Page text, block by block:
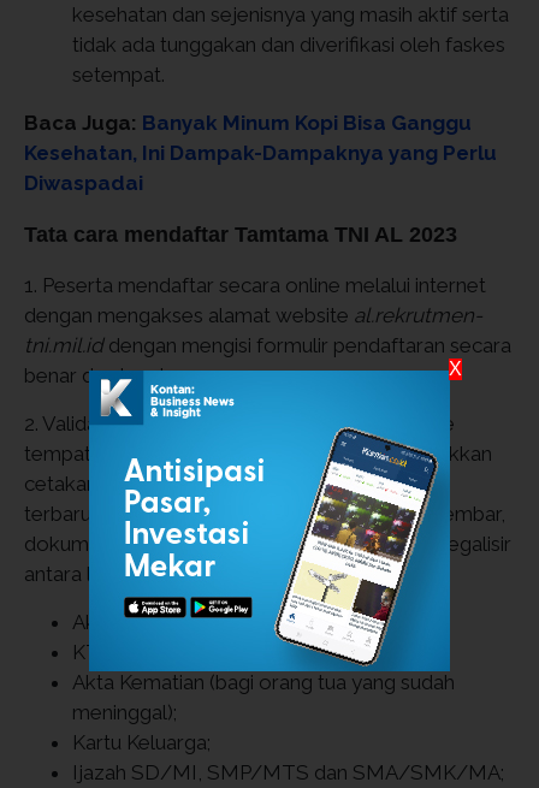
kesehatan dan sejenisnya yang masih aktif serta
tidak ada tunggakan dan diverifikasi oleh faskes
setempat.
Baca Juga: Banyak Minum Kopi Bisa Ganggu
Kesehatan, Ini Dampak-Dampaknya yang Perlu
Diwaspadai
Tata cara mendaftar Tamtama TNI AL 2023
1. Peserta mendaftar secara online melalui internet
dengan mengakses alamat website al.rekrutmen-
tni.mil.iddengan mengisi formulir pendaftaran secara
benar dan lengkap.
2. Validasi/daftar ulang dilakukan secara fisik ke
tempat pendaftaran terdekat dengan menunjukkan
cetakan formulir pendaftaran, foto hitam putih
terbaru ukuran 3x4 dan 4x6 masing-masing 2 lembar,
dokumen asli beserta fotocopy yang sudah dilegalisir
antara lain:
Akta Kelahiran;
KTP calon beserta KTP orang tua/wali;
Akta Kematian (bagi orang tua yang sudah
meninggal);
Kartu Keluarga;
Ijazah SD/MI, SMP/MTS dan SMA/SMK/MA;
X